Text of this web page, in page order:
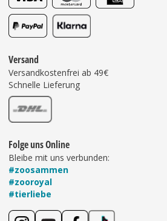
Versand
Versandkostenfrei ab 49€
Schnelle Lieferung
Folge uns Online
Bleibe mit uns verbunden:
#zoosammen
#zooroyal
#tierliebe